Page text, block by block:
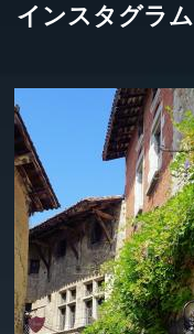
インスタグラム